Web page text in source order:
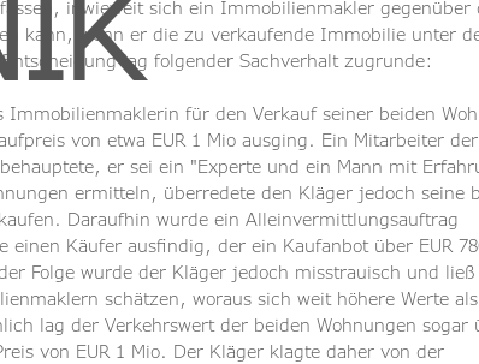
inwieweit sich ein Immobilienmakler gegenüber
kann, wenn er die zu verkaufende Immobilie unter
lag folgender Sachverhalt zugrunde:
Immobilienmaklerin für den Verkauf seiner beiden
von etwa EUR 1 Mio ausging. Ein Mitarbeiter der
er sei ein "Experte und ein Mann mit
ermitteln, überredete den Kläger jedoch seine
Daraufhin wurde ein Alleinvermittlungsauftrag
einen Käufer ausfindig, der ein Kaufanbot über EUR
Folge wurde der Kläger jedoch misstrauisch und
schätzen, woraus sich weit höhere Werte
lag der Verkehrswert der beiden Wohnungen sogar
von EUR 1 Mio. Der Kläger klagte daher von der